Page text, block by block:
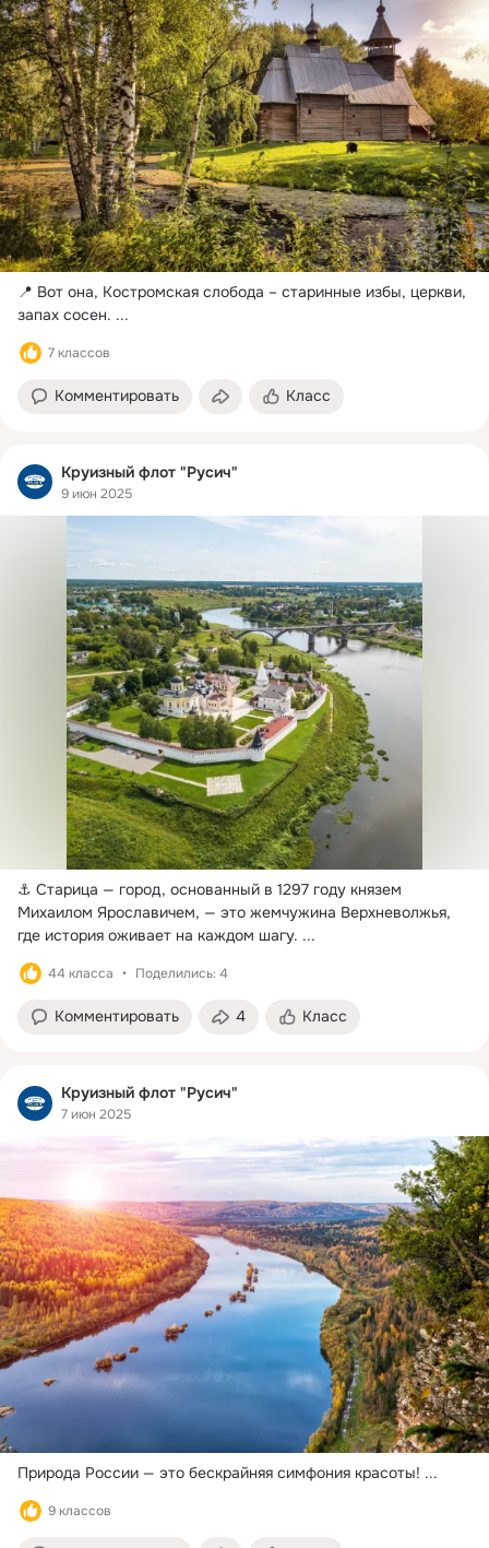
📍 Вот она, Костромская слобода – старинные избы, церкви,
запах сосен. ...
7 классов
Комментировать Класс
Круизный флот "Русич"
9 июн 2025
⚓ Старица — город, основанный в 1297 году князем
Михаилом Ярославичем, — это жемчужина Верхневолжья,
где история оживает на каждом шагу. ...
44 класса Поделились: 4
Комментировать 4 Класс
Круизный флот "Русич"
7 июн 2025
Природа России — это бескрайняя симфония красоты! ...
9 классов